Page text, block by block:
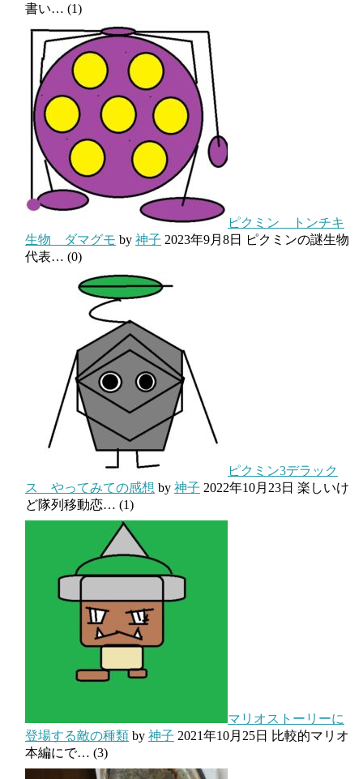
書い… (1)
ピクミン トンチキ
生物 ダマグモ by 神子 2023年9月8日
ピクミンの謎生物
代表… (0)
ピクミン3デラック
ス やってみての感想 by 神子 2022年10月23日 楽しいけ
ど隊列移動恋… (1)
マリオストーリーに
登場する敵の種類 by 神子 2021年10月25日 比較的マリオ
本編にで… (3)